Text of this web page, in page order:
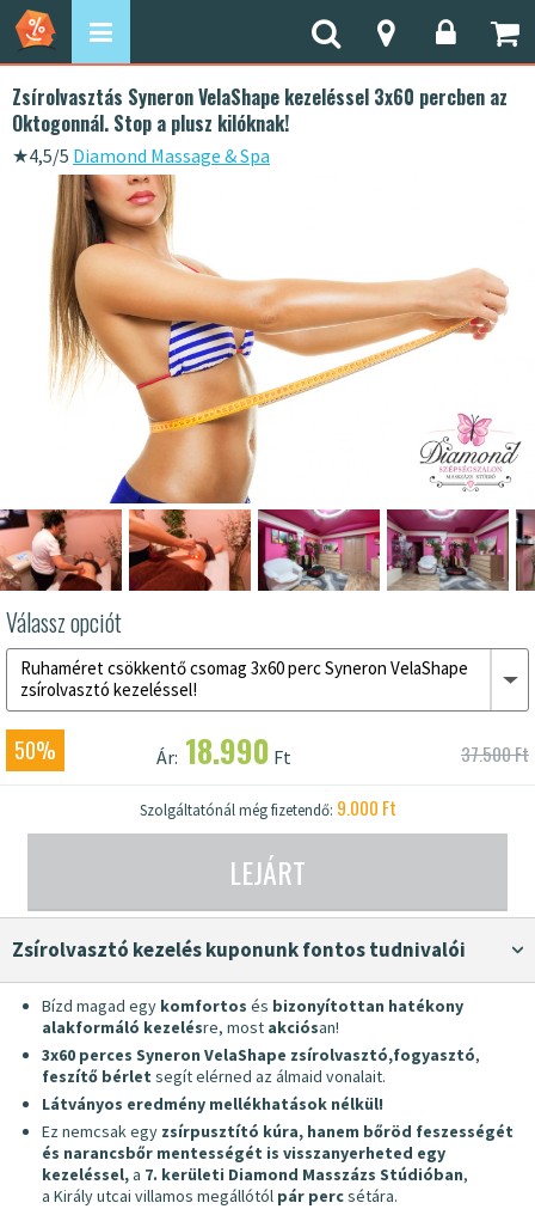
Zsírolvasztás Syneron VelaShape kezeléssel 3x60 percben az
Oktogonnál. Stop a plusz kilóknak!
★4,5/5 Diamond Massage & Spa
Válassz opciót
Ruhaméret csökkentő csomag 3x60 perc Syneron VelaShape
zsírolvasztó kezeléssel!
50% Ár: 18.990 Ft 37.500 Ft
Szolgáltatónál még fizetendő: 9.000 Ft
LEJÁRT
Zsírolvasztó kezelés kuponunk fontos tudnivalói
Bízd magad egy komfortos és bizonyítottan hatékony
alakformáló kezelésre, most akciósan!
3x60 perces Syneron VelaShape zsírolvasztó,fogyasztó,
feszítő bérlet segít elérned az álmaid vonalait.
Látványos eredmény mellékhatások nélkül!
Ez nemcsak egy zsírpusztító kúra, hanem bőröd feszességét
és narancsbőr mentességét is visszanyerheted egy
kezeléssel,a 7. kerületi Diamond Masszázs Stúdióban,
a Király utcai villamos megállótól pár percsétára.